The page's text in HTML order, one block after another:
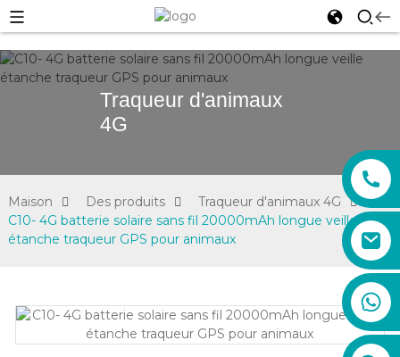
+86 159 8670 4515
+86 159 8667 0464
Traqueur d'animaux
4G
Maison Des produits
Traqueur d'animaux 4G
C10- 4G batterie solaire sans fil 20000mAh longue veille
étanche traqueur GPS pour animaux